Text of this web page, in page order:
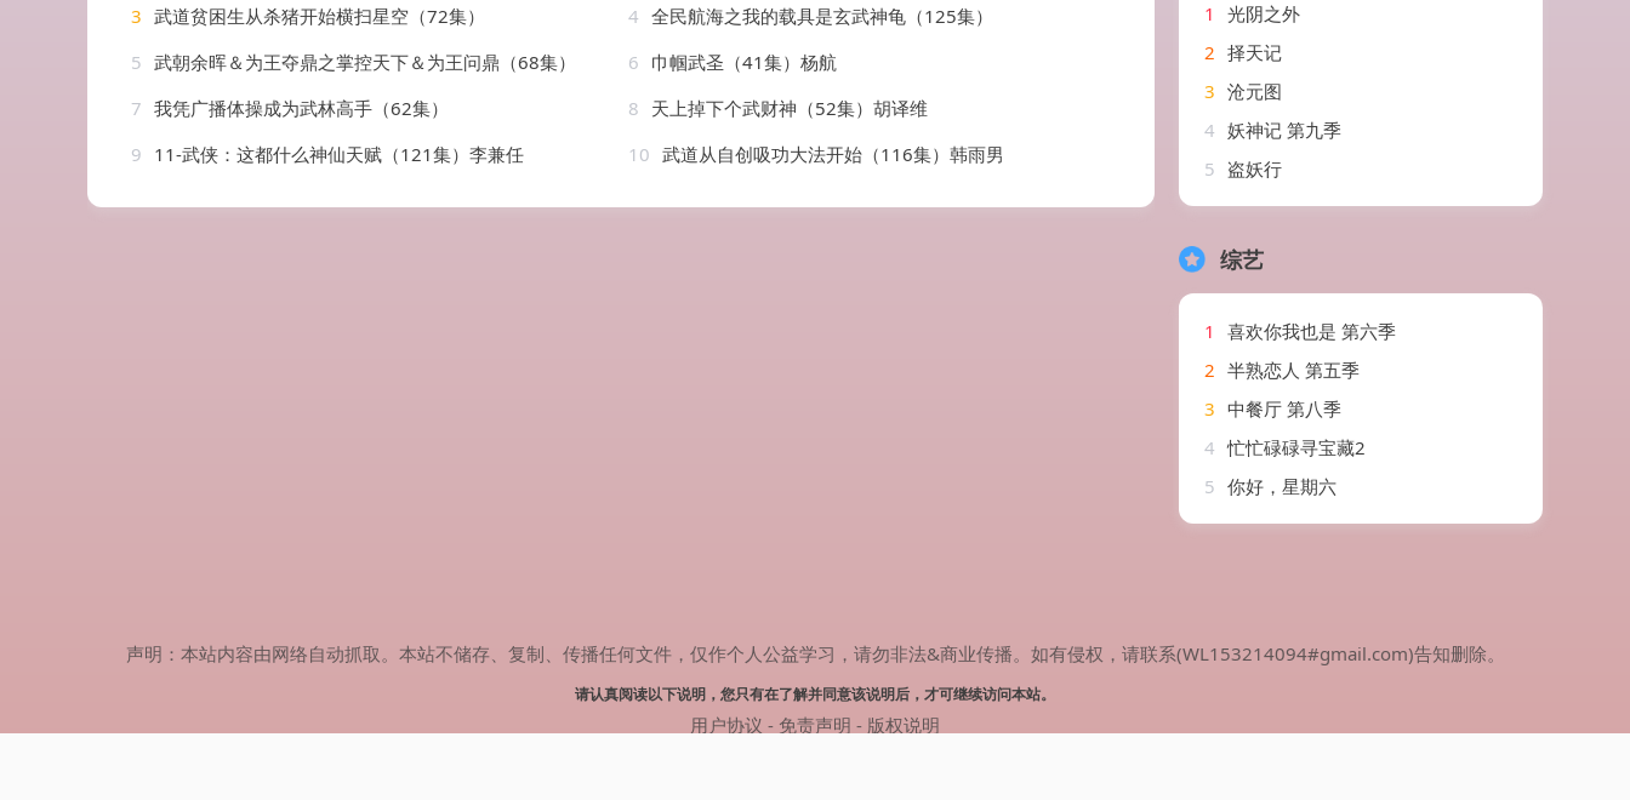
3 武道贫困生从杀猪开始横扫星空（72集） 4 全民航海之我的载具是玄武神龟（125集）
5 武朝余晖＆为王夺鼎之掌控天下＆为王问鼎（68集） 6 巾帼武圣（41集）杨航
7 我凭广播体操成为武林高手（62集） 8 天上掉下个武财神（52集）胡译维
9 11-武侠：这都什么神仙天赋（121集）李兼任 10 武道从自创吸功大法开始（116集）韩雨男
1
光阴之外
2 择天记
3 沧元图
4 妖神记 第九季
5 盗妖行
综艺
1
喜欢你我也是 第六季
2 半熟恋人 第五季
3 中餐厅 第八季
4 忙忙碌碌寻宝藏2
5 你好，星期六
声明：本站内容由网络自动抓取。本站不储存、复制、传播任何文件，仅作个人公益学习，请勿非法&商业传播。如有侵权，请联系(WL153214094#gmail.com)告知删除。
请认真阅读以下说明，您只有在了解并同意该说明后，才可继续访问本站。
用户协议 - 免责声明 - 版权说明